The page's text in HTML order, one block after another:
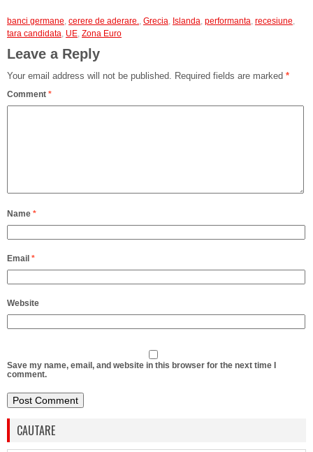
banci germane, cerere de aderare., Grecia, Islanda, performanta, recesiune,
tara candidata, UE, Zona Euro
Leave a Reply
Your email address will not be published. Required fields are marked *
Comment *
Name *
Email *
Website
Save my name, email, and website in this browser for the next time I
comment.
CAUTARE